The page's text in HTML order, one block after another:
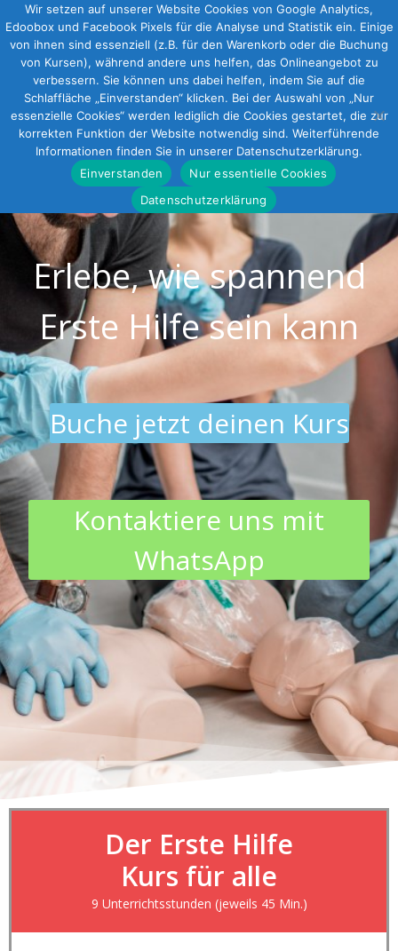
Erlebe, wie spannend
Erste Hilfe sein kann
Buche jetzt deinen Kurs
Kontaktiere uns mit
WhatsApp
Der Erste Hilfe
Kurs für alle
9 Unterrichtsstunden (jeweils 45 Min.)
Wir setzen auf unserer Website Cookies von Google Analytics,
Edoobox und Facebook Pixels für die Analyse und Statistik ein. Einige
von ihnen sind essenziell (z.B. für den Warenkorb oder die Buchung
von Kursen), während andere uns helfen, das Onlineangebot zu
verbessern. Sie können uns dabei helfen, indem Sie auf die
Schlaffläche „Einverstanden“ klicken. Bei der Auswahl von „Nur
essenzielle Cookies“ werden lediglich die Cookies gestartet, die zur
korrekten Funktion der Website notwendig sind. Weiterführende
Informationen finden Sie in unserer Datenschutzerklärung.
Einverstanden
Nur essentielle Cookies
Datenschutzerklärung